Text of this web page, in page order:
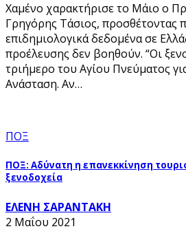
Χαμένο χαρακτήρισε το Μάιο ο
Γρηγόρης Τάσιος, προσθέτοντας
επιδημιολογικά δεδομένα σε
προέλευσης δεν βοηθούν. “Οι
τριήμερο του Αγίου Πνεύματος
Ανάσταση. Αν…
ΠΟΞ
ΠΟΞ: Αδύνατη η επανεκκίνηση
ξενοδοχεία
ΕΛΕΝΗ ΣΑΡΑΝΤΑΚΗ
2 Μαΐου 2021